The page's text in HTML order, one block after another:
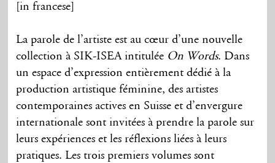
[in francese]
La parole de l’artiste est au cœur d’une nouvelle
collection à SIK-ISEA intitulée On Words. Dans
un espace d’expression entièrement dédié à la
production artistique féminine, des artistes
contemporaines actives en Suisse et d’envergure
internationale sont invitées à prendre la parole sur
leurs expériences et les réflexions liées à leurs
pratiques. Les trois premiers volumes sont